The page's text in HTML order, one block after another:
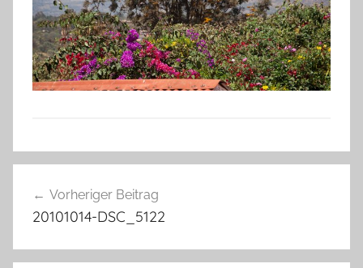
Vorheriger Beitrag
20101014-DSC_5122